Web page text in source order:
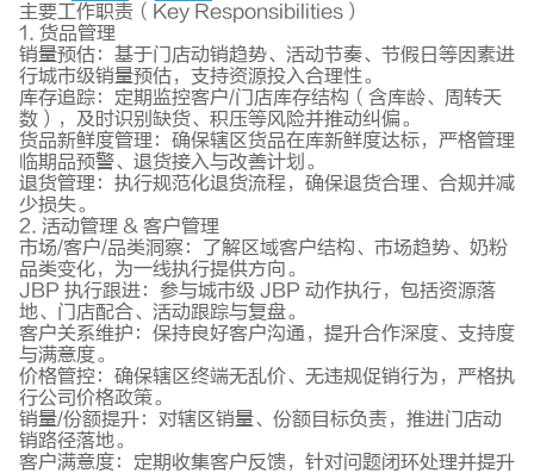
主要工作职责（Key Responsibilities）
1. 货品管理
销量预估：基于门店动销趋势、活动节奏、节假日等因素进
行城市级销量预估，支持资源投入合理性。
库存追踪：定期监控客户/门店库存结构（含库龄、周转天
数），及时识别缺货、积压等风险并推动纠偏。
货品新鲜度管理：确保辖区货品在库新鲜度达标，严格管理
临期品预警、退货接入与改善计划。
退货管理：执行规范化退货流程，确保退货合理、合规并减
少损失。
2. 活动管理 & 客户管理
市场/客户/品类洞察：了解区域客户结构、市场趋势、奶粉
品类变化，为一线执行提供方向。
JBP 执行跟进：参与城市级 JBP 动作执行，包括资源落
地、门店配合、活动跟踪与复盘。
客户关系维护：保持良好客户沟通，提升合作深度、支持度
与满意度。
价格管控：确保辖区终端无乱价、无违规促销行为，严格执
行公司价格政策。
销量/份额提升：对辖区销量、份额目标负责，推进门店动
销路径落地。
客户满意度：定期收集客户反馈，针对问题闭环处理并提升